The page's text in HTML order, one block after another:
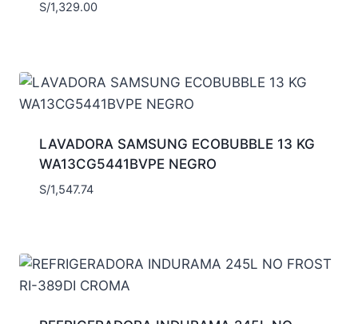
S/1,329.00
LAVADORA SAMSUNG ECOBUBBLE 13 KG
WA13CG5441BVPE NEGRO
S/1,547.74